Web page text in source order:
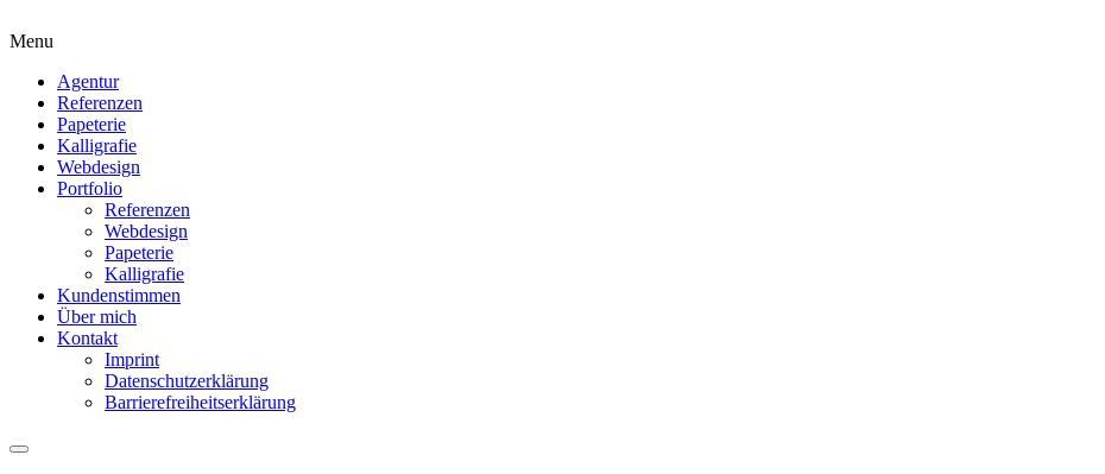
Menu
Agentur
Referenzen
Papeterie
Kalligrafie
Webdesign
Portfolio
Referenzen
Webdesign
Papeterie
Kalligrafie
Kundenstimmen
Über mich
Kontakt
Imprint
Datenschutzerklärung
Barrierefreiheitserklärung